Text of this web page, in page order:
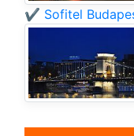
✔️ Sofitel